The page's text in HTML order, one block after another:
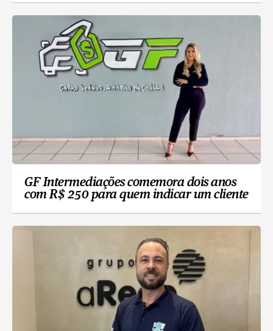
GF Intermediações comemora dois anos
com R$ 250 para quem indicar um cliente